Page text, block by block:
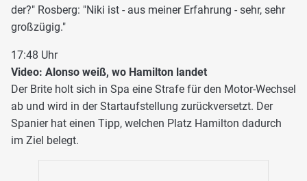
der?" Rosberg: "Niki ist - aus meiner Erfahrung - sehr, sehr
großzügig."
17:48 Uhr
Video: Alonso weiß, wo Hamilton landet
Der Brite holt sich in Spa eine Strafe für den Motor-Wechsel
ab und wird in der Startaufstellung zurückversetzt. Der
Spanier hat einen Tipp, welchen Platz Hamilton dadurch
im Ziel belegt.